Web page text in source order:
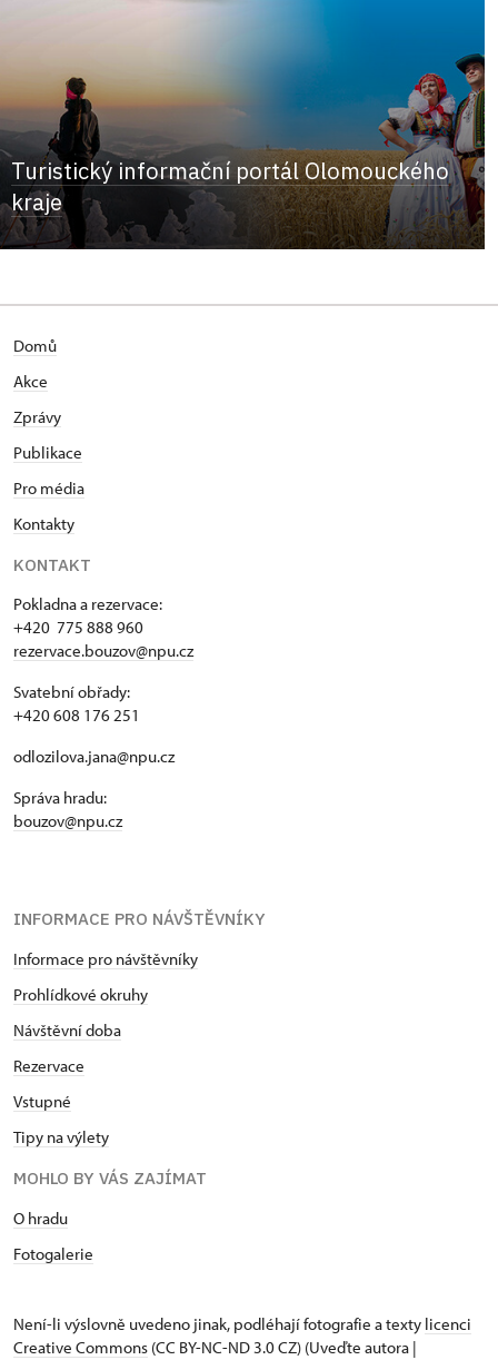
Turistický informační portál Olomouckého
kraje
Domů
Akce
Zprávy
Publikace
Pro média
Kontakty
KONTAKT
Pokladna a rezervace:
+420 775 888 960
rezervace.bouzov@npu.cz
Svatební obřady:
+420 608 176 251
odlozilova.jana@npu.cz
Správa hradu:
bouzov@npu.cz
INFORMACE PRO NÁVŠTĚVNÍKY
Informace pro návštěvníky
Prohlídkové okruhy
Návštěvní doba
Rezervace
Vstupné
Tipy na výlety
MOHLO BY VÁS ZAJÍMAT
O hradu
Fotogalerie
Není-li výslovně uvedeno jinak, podléhají fotografie a texty licenci
Creative Commons (CC BY-NC-ND 3.0 CZ) (Uveďte autora |